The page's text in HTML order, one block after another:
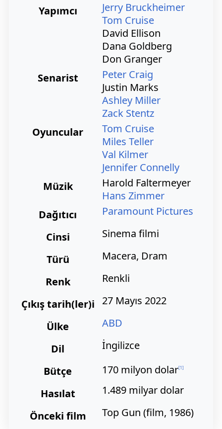
Yapımcı
Jerry Bruckheimer
Tom Cruise
David Ellison
Dana Goldberg
Don Granger
Senarist
Peter Craig
Justin Marks
Ashley Miller
Zack Stentz
Oyuncular
Tom Cruise
Miles Teller
Val Kilmer
Jennifer Connelly
Müzik
Harold Faltermeyer
Hans Zimmer
Dağıtıcı
Paramount Pictures
Cinsi
Sinema filmi
Türü
Macera, Dram
Renk
Renkli
Çıkıştarih(ler)i
27 Mayıs 2022
Ülke
ABD
Dil
İngilizce
Bütçe
170 milyon dolar[1]
Hasılat
1.489 milyar dolar
Önceki film
Top Gun (film, 1986)